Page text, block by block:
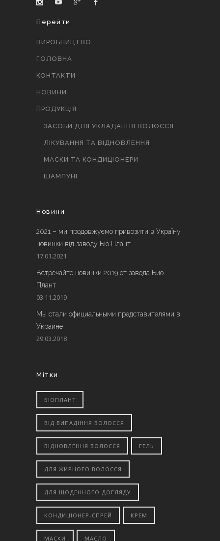
Перейти
ВИРОБНИЦТВО
ГОЛОВНА
КОНТАКТИ
НОВИНИ
ПРОДУКЦІЯ
ЗАСОБИ ДЛЯ УКЛАДАННЯ ВОЛОССЯ
ЛІКУВАННЯ ТА ВІДНОВЛЕННЯ
МАСКИ ТА КОНДИЦІОНЕРИ
ШАМПУНІ
Новини
2021 – ми продовжуємо привозити в Україну
новинки від заводу Біо Плант
17.01.2021
Встречайте новинки 2019 от завода Био
Плант
03.11.2019
Мы стали официальными представителями в
Украине
29.03.2018
Мітки
БІОПЛАНТ
ВІД ВИПАДІННЯ ВОЛОССЯ
ВІДНОВЛЕННЯ ВОЛОССЯ ГЕЛЬ
ДЛЯ ЖИРНОГО ВОЛОССЯ
ДЛЯ ЩОДЕННОГО ДОГЛЯДУ
КОНДИЦІОНЕР-СПРЕЙ КРЕМ
МАСКИ МАСЛО